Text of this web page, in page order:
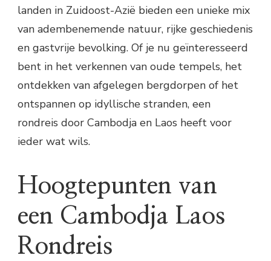
landen in Zuidoost-Azië bieden een unieke mix
van adembenemende natuur, rijke geschiedenis
en gastvrije bevolking. Of je nu geïnteresseerd
bent in het verkennen van oude tempels, het
ontdekken van afgelegen bergdorpen of het
ontspannen op idyllische stranden, een
rondreis door Cambodja en Laos heeft voor
ieder wat wils.
Hoogtepunten van
een Cambodja Laos
Rondreis